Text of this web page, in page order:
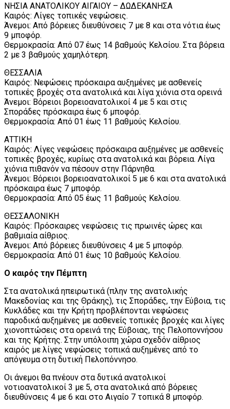
ΝΗΣΙΑ ΑΝΑΤΟΛΙΚΟΥ ΑΙΓΑΙΟΥ – ΔΩΔΕΚΑΝΗΣΑ
Καιρός: Λίγες τοπικές νεφώσεις.
Άνεμοι: Από βόρειες διευθύνσεις 7 με 8 και στα νότια έως
9 μποφόρ.
Θερμοκρασία: Από 07 έως 14 βαθμούς Κελσίου. Στα βόρεια
2 με 3 βαθμούς χαμηλότερη.
ΘΕΣΣΑΛΙΑ
Καιρός: Νεφώσεις πρόσκαιρα αυξημένες με ασθενείς
τοπικές βροχές στα ανατολικά και λίγα χιόνια στα ορεινά
Άνεμοι: Βόρειοι βορειοανατολικοί 4 με 5 και στις
Σποράδες πρόσκαιρα έως 6 μποφόρ.
Θερμοκρασία: Από 01 έως 11 βαθμούς Κελσίου.
ΑΤΤΙΚΗ
Καιρός: Λίγες νεφώσεις πρόσκαιρα αυξημένες με ασθενείς
τοπικές βροχές, κυρίως στα ανατολικά και βόρεια. Λίγα
χιόνια πιθανόν να πέσουν στην Πάρνηθα.
Άνεμοι: Βόρειοι βορειοανατολικοί 5 με 6 και στα ανατολικά
πρόσκαιρα έως 7 μποφόρ.
Θερμοκρασία: Από 05 έως 11 βαθμούς Κελσίου.
ΘΕΣΣΑΛΟΝΙΚΗ
Καιρός: Πρόσκαιρες νεφώσεις τις πρωινές ώρες και
βαθμιαία αίθριος.
Άνεμοι: Από βόρειες διευθύνσεις 4 με 5 μποφόρ.
Θερμοκρασία: Από 01 έως 10 βαθμούς Κελσίου.
Ο καιρός την Πέμπτη
Στα ανατολικά ηπειρωτικά (πλην της ανατολικής
Μακεδονίας και της Θράκης), τις Σποράδες, την Εύβοια, τις
Κυκλάδες και την Κρήτη προβλέπονται νεφώσεις
παροδικά αυξημένες με ασθενείς τοπικές βροχές και λίγες
χιονοπτώσεις στα ορεινά της Εύβοιας, της Πελοποννήσου
και της Κρήτης. Στην υπόλοιπη χώρα σχεδόν αίθριος
καιρός με λίγες νεφώσεις τοπικά αυξημένες από το
απόγευμα στη δυτική Πελοπόννησο.
Οι άνεμοι θα πνέουν στα δυτικά ανατολικοί
νοτιοανατολικοί 3 με 5, στα ανατολικά από βόρειες
διευθύνσεις 4 με 6 και στο Αιγαίο 7 τοπικά 8 μποφόρ.